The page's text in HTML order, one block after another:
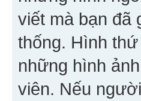
viết mà bạn đã
thống. Hình
những hình
viên. Nếu